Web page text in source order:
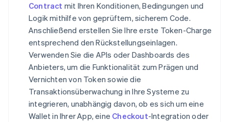
Contract mit Ihren Konditionen, Bedingungen und
Logik mithilfe von geprüftem, sicherem Code.
Anschließend erstellen Sie Ihre erste Token-Charge
entsprechend den Rückstellungseinlagen.
Verwenden Sie die APIs oder Dashboards des
Anbieters, um die Funktionalität zum Prägen und
Vernichten von Token sowie die
Transaktionsüberwachung in Ihre Systeme zu
integrieren, unabhängig davon, ob es sich um eine
Wallet in Ihrer App, eine Checkout-Integration oder